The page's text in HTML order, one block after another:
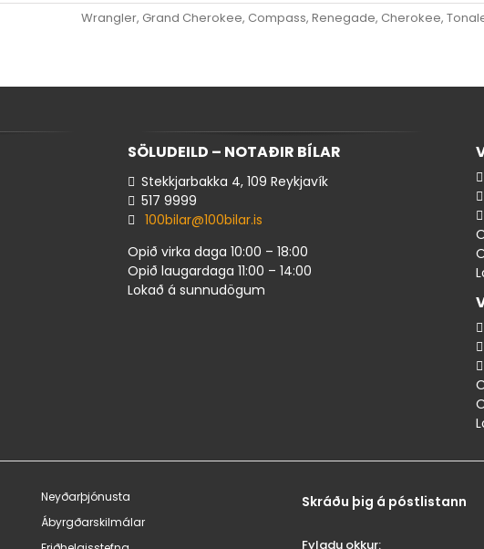
Wrangler, Grand Cherokee, Compass, Renegade, Cherokee,
SÖLUDEILD – NOTAÐIR BÍLAR
Stekkjarbakka 4, 109 Reykjavík
517 ​9999
100bilar@100bilar.is
Opið virka daga 10:00 – 18:00
Opið laugardaga 11:00 – 14:00
Lokað á sunnudögum
Neyðarþjónusta
Ábyrgðarskilmálar
Skráðu þig á póstlistann
Fylgdu okkur: